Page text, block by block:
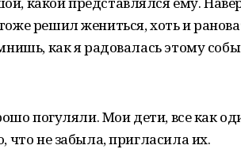
решил жениться, хоть и
как я радовалась этому
погуляли. Мои дети, все как
что не забыла, пригласила их.